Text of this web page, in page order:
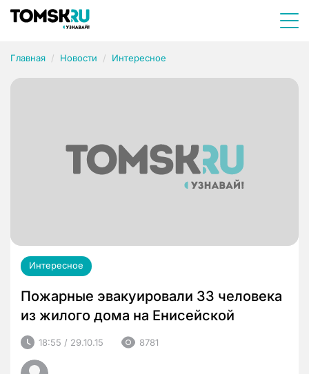
Главная Новости Интересное
Интересное
Пожарные эвакуировали 33 человека
из жилого дома на Енисейской
18:55 / 29.10.15 8781